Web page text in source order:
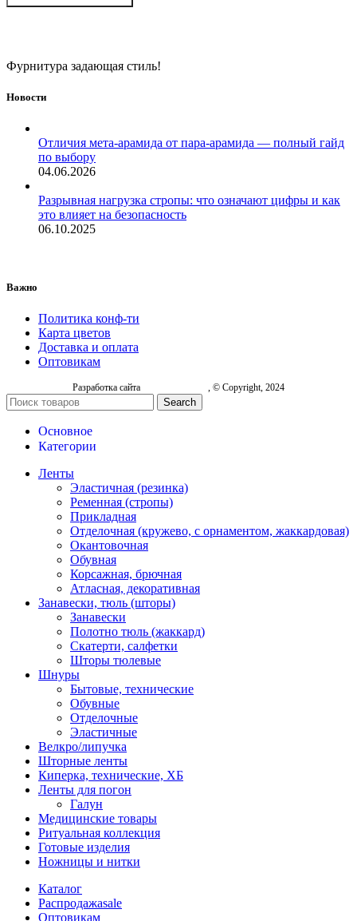
Фурнитура задающая стиль!
Новости
Отличия мета-арамида от пара-арамида — полный гайд
по выбору
04.06.2026
Разрывная нагрузка стропы: что означают цифры и как
это влияет на безопасность
06.10.2025
Важно
Политика конф-ти
Карта цветов
Доставка и оплата
Оптовикам
Разработка сайта , © Copyright, 2024
Search
Основное
Категории
Ленты
Эластичная (резинка)
Ременная (стропы)
Прикладная
Отделочная (кружево, с орнаментом, жаккардовая)
Окантовочная
Обувная
Корсажная, брючная
Атласная, декоративная
Занавески, тюль (шторы)
Занавески
Полотно тюль (жаккард)
Скатерти, салфетки
Шторы тюлевые
Шнуры
Бытовые, технические
Обувные
Отделочные
Эластичные
Велкро/липучка
Шторные ленты
Киперка, технические, ХБ
Ленты для погон
Галун
Медицинские товары
Ритуальная коллекция
Готовые изделия
Ножницы и нитки
Каталог
Распродажаsale
Оптовикам